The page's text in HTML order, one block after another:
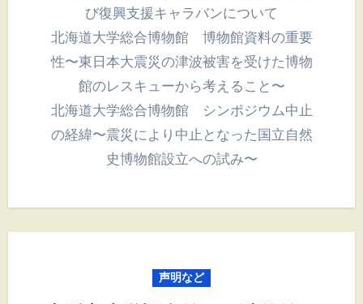
び復興支援キャラバンについて
北海道大学総合博物館 博物館資料の重要
性〜東日本大震災の津波被害を受けた博物
館のレスキューから考えること〜
北海道大学総合博物館 シンポジウム中止
の経緯〜震災により中止となった国立自然
史博物館設立への試み〜
声明など